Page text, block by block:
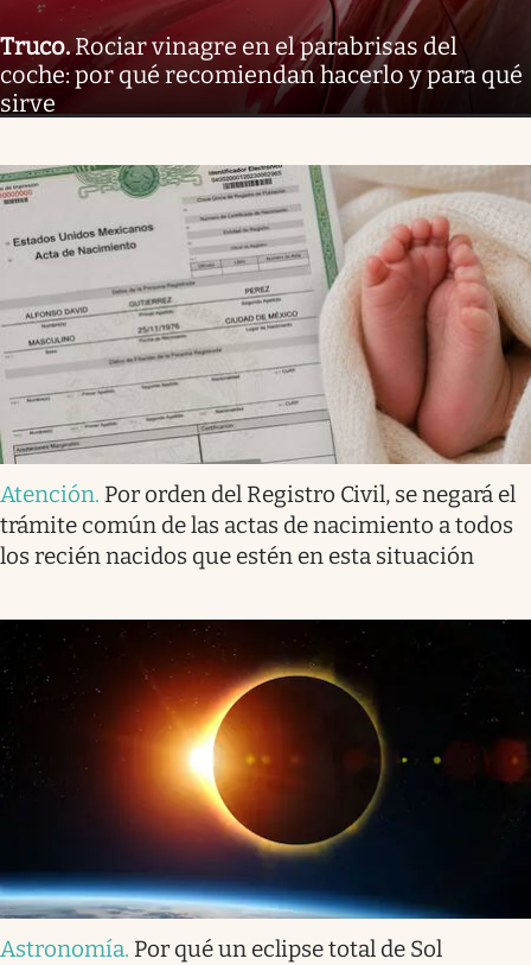
Truco.Rociar vinagre en el parabrisas del
coche: por qué recomiendan hacerlo y para qué
sirve
Atención. Por orden del Registro Civil, se negará el
trámite común de las actas de nacimiento a todos
los recién nacidos que estén en esta situación
Astronomía. Por qué un eclipse total de Sol